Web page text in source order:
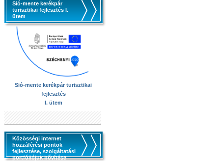
Sió-mente kerékpár
turisztikai fejlesztés I.
ütem
Sió-mente kerékpár turisztikai
fejlesztés
I. ütem
Közösségi internet
hozzáférési pontok
fejlesztése, szolgáltatási
portfóliójuk bővítése